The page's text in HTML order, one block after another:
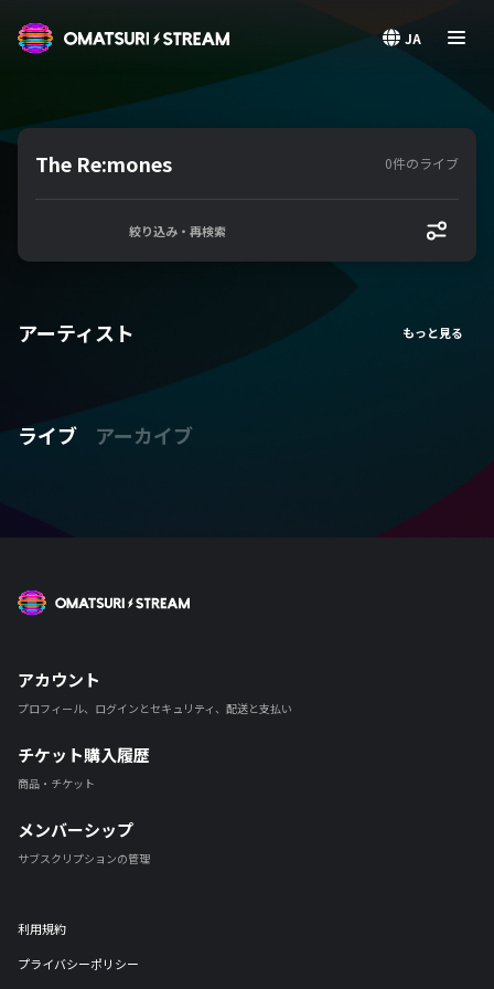
JA
The Re:mones 0件のライブ
絞り込み・再検索
アーティスト
ライブ アーカイブ
アカウント
プロフィール、ログインとセキュリティ、配送と支払い
チケット購入履歴
商品・チケット
メンバーシップ
サブスクリプションの管理
利用規約
プライバシーポリシー